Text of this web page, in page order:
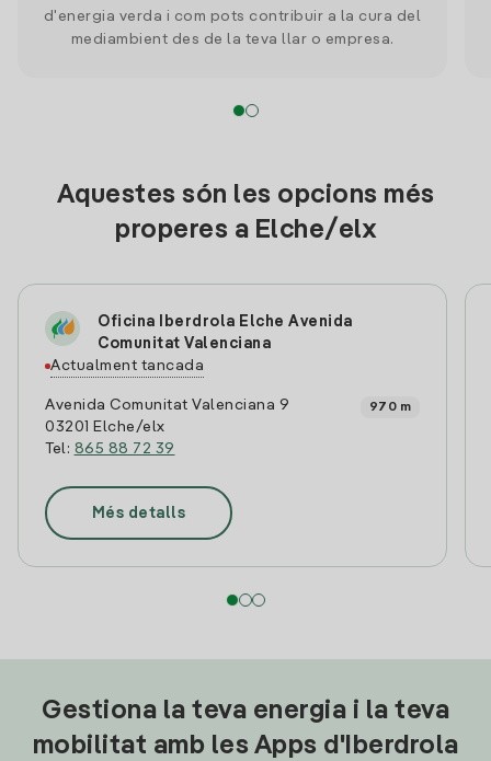
d'energia verda i com pots contribuir a la cura del
mediambient des de la teva llar o empresa.
Aquestes són les opcions més
properes a Elche/elx
Oficina Iberdrola Elche Avenida
Comunitat Valenciana
Actualment tancada
Avenida Comunitat Valenciana 9
03201 Elche/elx
Tel: 865 88 72 39
970 m
Més detalls
Gestiona la teva energia i la teva
mobilitat amb les Apps d'Iberdrola